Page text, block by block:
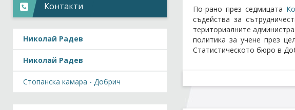
По-рано през седмицата
съдейства за
териториалните
политика за учене през
Статистическото бюро в
Контакти
Николай Радев
Николай Радев
Стопанска камара - Добрич